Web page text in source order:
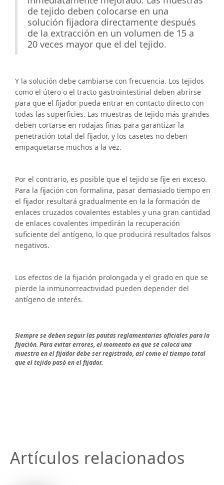
de tejido deben colocarse en una
solución fijadora directamente después
de la extracción en un volumen de 15 a
20 veces mayor que el del tejido.
Y la solución debe cambiarse con frecuencia. Los tejidos
como el útero o el tracto gastrointestinal deben abrirse
para que el fijador pueda entrar en contacto directo con
todas las superficies. Las muestras de tejido más grandes
deben cortarse en rodajas finas para garantizar la
penetración total del fijador, y los casetes no deben
empaquetarse muchos a la vez.
Por el contrario, es posible que el tejido se fije en exceso.
Para la fijación con formalina, pasar demasiado tiempo en
el fijador resultará gradualmente en la la formación de
enlaces cruzados covalentes estables y una gran cantidad
de enlaces covalentes impedirán la recuperación
suficiente del antígeno, lo que producirá resultados falsos
negativos.
Los efectos de la fijación prolongada y el grado en que se
pierde la inmunorreactividad pueden depender del
antígeno de interés.
Siempre se deben seguir las pautas reglamentarias oficiales para la
fijación. Para evitar errores, el momento en que se coloca una
muestra en el fijador debe ser registrado, así como el tiempo total
que el tejido pasó en el fijador.
Artículos relacionados